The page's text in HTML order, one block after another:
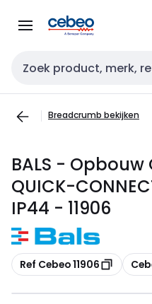
naar
naar
Zoekveld invoer
Breadcrumb bekijken
BALS -
QUICK-
IP44 - 11906
Kopiëren
Ref Cebeo 11906